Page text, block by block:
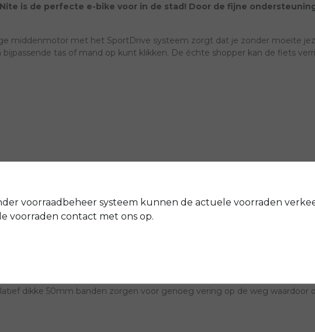
is de perfecte e-bike voor in de stad! Door de fijne
middenmotor met het SportDrive systeem zorgt dat je zonder moeite
tas of mand op kunt klikken. De échte shopper kan de fiets
kan
achterdrager
2022
unisex fiets voor jou. De fiets staat bekend om de stabiele
fiets tegen een stootje kan. Wel zo fijn in de stad! Ben je op je
dikke 50mm banden zorgen voor genoeg vering op de weg waardoor
voorraadbeheer systeem kunnen de actuele voorraden
voorraden contact met ons op.